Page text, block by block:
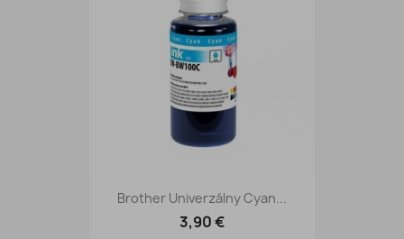
Brother Univerzálny Cyan...
3,90 €